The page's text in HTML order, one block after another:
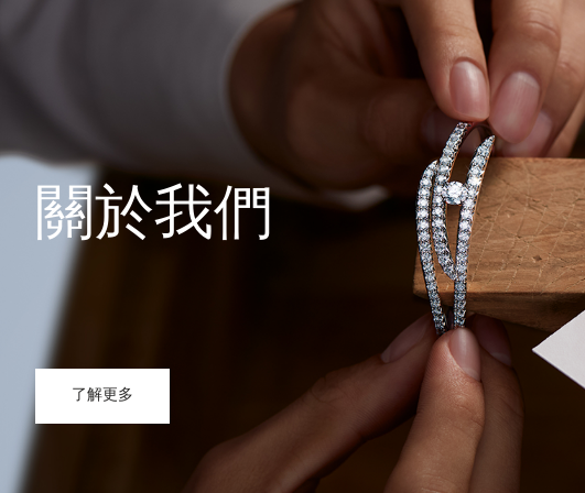
關於我們
了解更多